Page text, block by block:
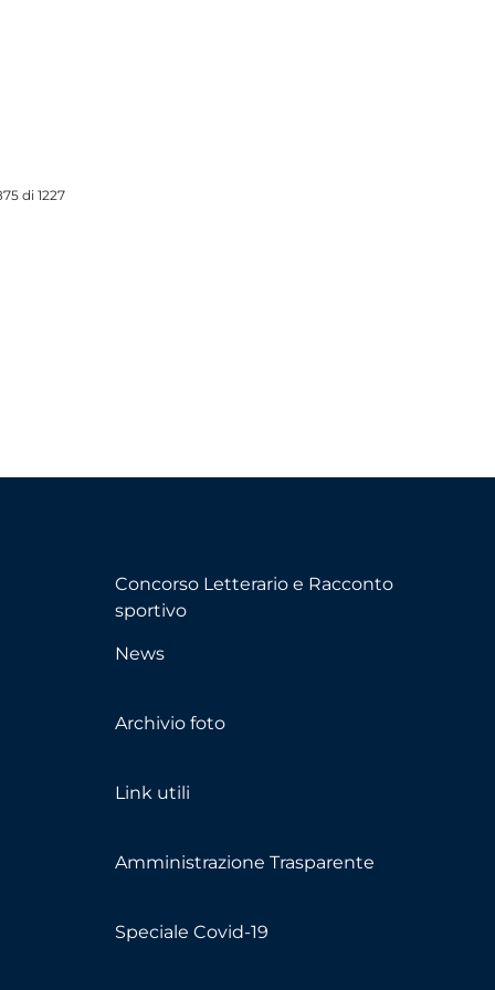
di 1227
Concorso Letterario e Racconto
sportivo
News
Archivio foto
Link utili
Amministrazione Trasparente
Speciale Covid-19